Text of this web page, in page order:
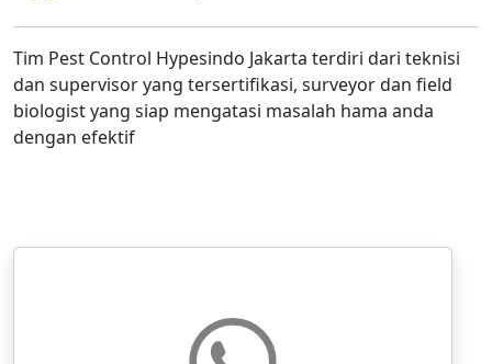
Tim Pest Control Hypesindo Jakarta terdiri dari teknisi
dan supervisor yang tersertifikasi, surveyor dan field
biologist yang siap mengatasi masalah hama anda
dengan efektif